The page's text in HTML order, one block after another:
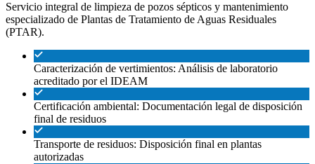
Servicio integral de limpieza de pozos sépticos y mantenimiento
especializado de Plantas de Tratamiento de Aguas Residuales
(PTAR).
Caracterización de vertimientos: Análisis de laboratorio
acreditado por el IDEAM
Certificación ambiental: Documentación legal de disposición
final de residuos
Transporte de residuos: Disposición final en plantas
autorizadas